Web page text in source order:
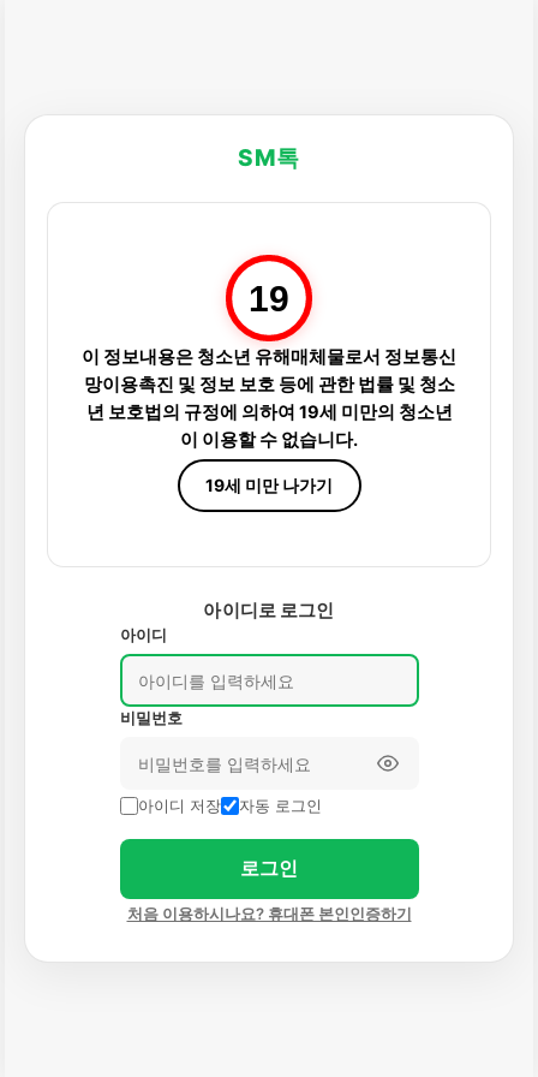
SM톡
19
이 정보내용은 청소년 유해매체물로서 정보통신
망이용촉진 및 정보 보호 등에 관한 법률 및 청소
년 보호법의 규정에 의하여 19세 미만의 청소년
이 이용할 수 없습니다.
19세 미만 나가기
아이디로 로그인
아이디
비밀번호
아이디 저장 자동 로그인
로그인
처음 이용하시나요? 휴대폰 본인인증하기